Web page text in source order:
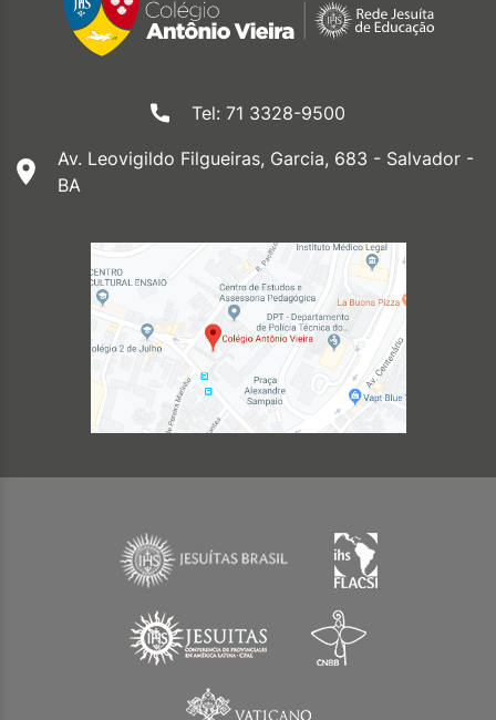
Tel: 71 3328-9500
Av. Leovigildo Filgueiras, Garcia, 683 - Salvador -
BA